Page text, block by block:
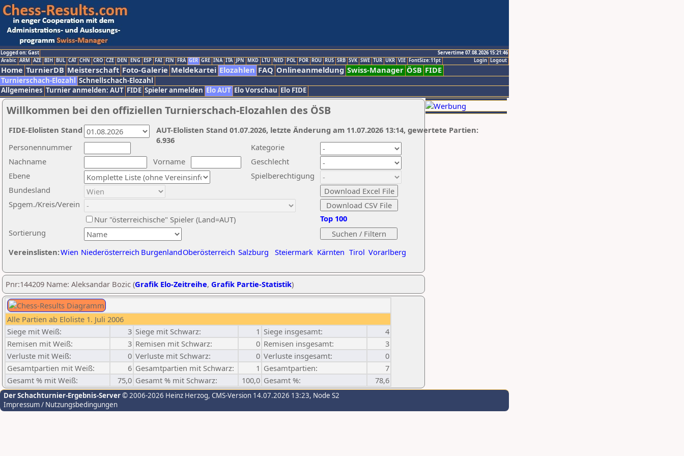
Logged on: Gast
Servertime 07.08.2026 15:21:46
Logout
Login
Arabic ARM AZE BIH BUL CAT CHN CRO CZE DEN ENG ESP FAI FIN FRA GER GRE INA ITA JPN MKD LTU NED POL POR ROU RUS SRB SVK SWE TUR UKR VIE FontSize:11pt
Home TurnierDB Meisterschaft Foto-Galerie Meldekartei Elozahlen FAQ Onlineanmeldung Swiss-Manager ÖSB FIDE
Turnierschach-Elozahl Schnellschach-Elozahl
Allgemeines Turnier anmelden: AUT FIDE Spieler anmelden Elo AUT Elo Vorschau Elo FIDE
Willkommen bei den offiziellen Turnierschach-Elozahlen des ÖSB
Nachname
Vorname
Ebene
Kategorie
Sortierung
Personennummer
Bundesland
Spgem./Kreis/Verein
Geschlecht
Nur "österreichische" Spieler (Land=AUT)
Spielberechtigung
Vereinslisten:Wien Niederösterreich BurgenlandOberösterreich Salzburg Steiermark Kärnten Tirol Vorarlberg
Top 100
AUT-Elolisten Stand 01.07.2026, letzte Änderung am 11.07.2026 13:14, gewertete Partien:
6.936
FIDE-Elolisten Stand
Pnr:144209 Name: Aleksandar Bozic (Grafik Elo-Zeitreihe, Grafik Partie-Statistik)
Alle Partien ab Eloliste 1. Juli 2006
Siege mit Weiß:
3 Siege mit Schwarz: 1 Siege insgesamt:
4
Remisen mit Weiß:
3 Remisen mit Schwarz: 0 Remisen insgesamt:
3
Verluste mit Weiß:
0 Verluste mit Schwarz: 0 Verluste insgesamt:
0
Gesamtpartien mit Weiß:
6 Gesamtpartien mit Schwarz: 1 Gesamtpartien:
7
Gesamt % mit Weiß:
75,0 Gesamt % mit Schwarz: 100,0 Gesamt %: 78,6
Der Schachturnier-Ergebnis-Server© 2006-2026 Heinz Herzog, CMS-Version 14.07.2026 13:23, Node S2
Impressum / Nutzungsbedingungen